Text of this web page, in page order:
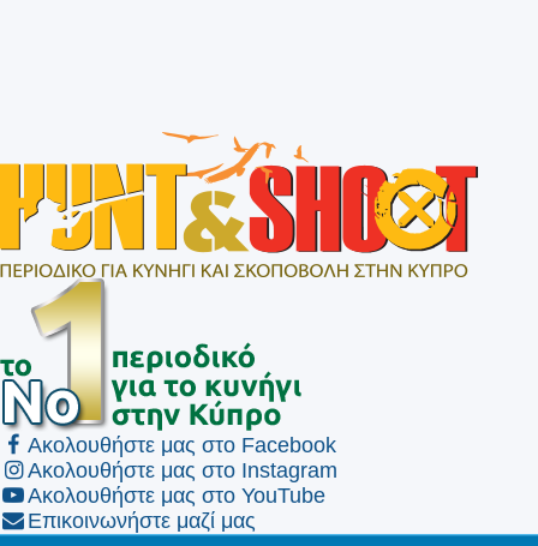
Ακολουθήστε μας στο Facebook
Ακολουθήστε μας στο Instagram
Ακολουθήστε μας στο YouTube
Επικοινωνήστε μαζί μας